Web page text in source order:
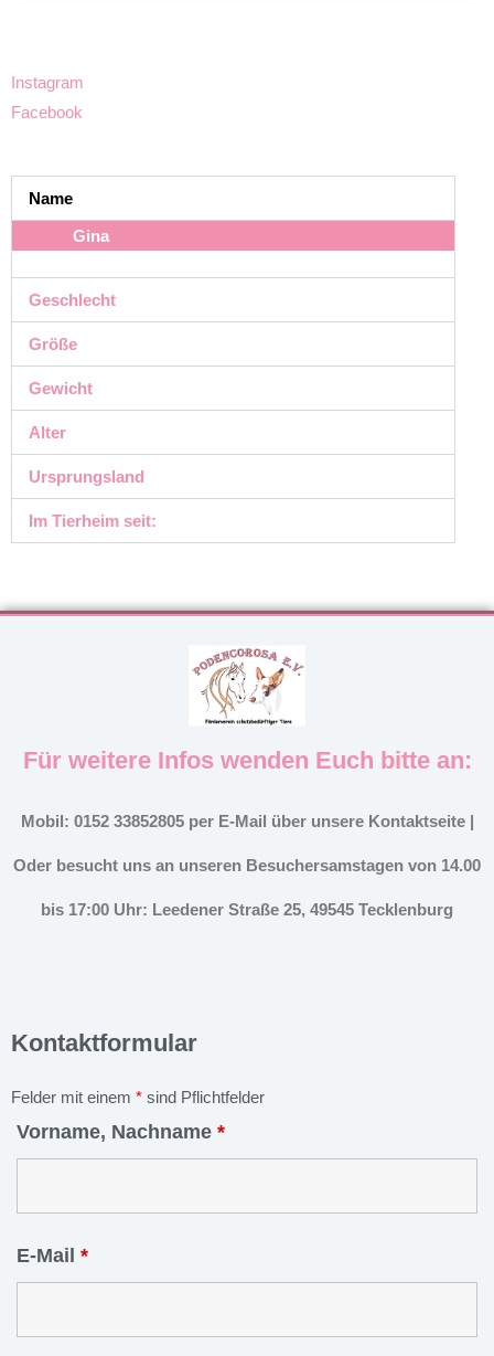
Instagram
Facebook
Name
Gina
Geschlecht
Größe
Gewicht
Alter
Ursprungsland
Im Tierheim seit:
Für weitere Infos wenden Euch bitte an:
Mobil: 0152 33852805 per E-Mail über unsere Kontaktseite |
Oder besucht uns an unseren Besuchersamstagen von 14.00
bis 17:00 Uhr: Leedener Straße 25, 49545 Tecklenburg
Kontaktformular
Felder mit einem * sind Pflichtfelder
Vorname, Nachname *
E-Mail *